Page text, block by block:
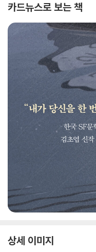
카드뉴스로 보는 책
상세 이미지